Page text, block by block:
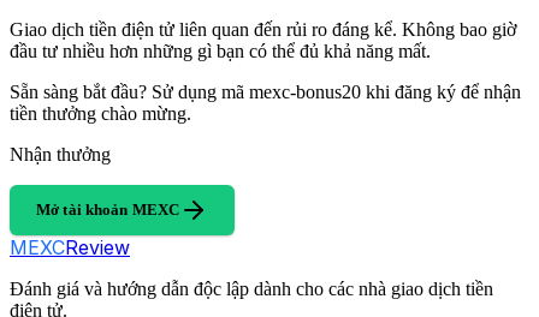
Giao dịch tiền điện tử liên quan đến rủi ro đáng kể. Không bao giờ
đầu tư nhiều hơn những gì bạn có thể đủ khả năng mất.
Sẵn sàng bắt đầu? Sử dụng mã mexc-bonus20 khi đăng ký để nhận
tiền thưởng chào mừng.
Nhận thưởng
Mở tài khoản MEXC
MEXCReview
Đánh giá và hướng dẫn độc lập dành cho các nhà giao dịch tiền
điện tử.